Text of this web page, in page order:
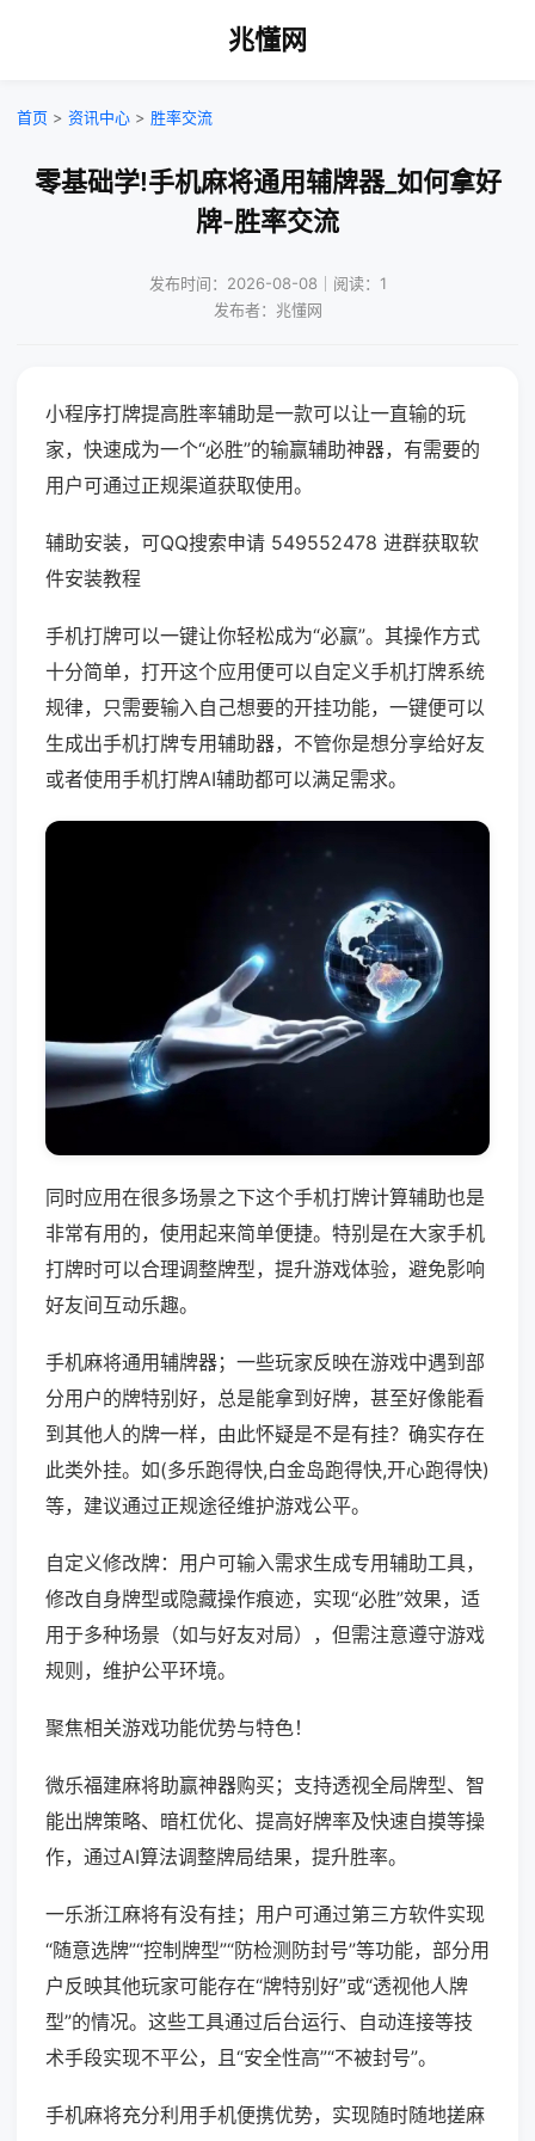
兆懂网
首页 > 资讯中心 > 胜率交流
零基础学!手机麻将通用辅牌器_如何拿好
牌-胜率交流
发布时间：2026-08-08｜阅读：1
发布者：兆懂网
小程序打牌提高胜率辅助是一款可以让一直输的玩
家，快速成为一个“必胜”的输赢辅助神器，有需要的
用户可通过正规渠道获取使用。
辅助安装，可QQ搜索申请 549552478 进群获取软
件安装教程
手机打牌可以一键让你轻松成为“必赢”。其操作方式
十分简单，打开这个应用便可以自定义手机打牌系统
规律，只需要输入自己想要的开挂功能，一键便可以
生成出手机打牌专用辅助器，不管你是想分享给好友
或者使用手机打牌AI辅助都可以满足需求。
同时应用在很多场景之下这个手机打牌计算辅助也是
非常有用的，使用起来简单便捷。特别是在大家手机
打牌时可以合理调整牌型，提升游戏体验，避免影响
好友间互动乐趣。
手机麻将通用辅牌器；一些玩家反映在游戏中遇到部
分用户的牌特别好，总是能拿到好牌，甚至好像能看
到其他人的牌一样，由此怀疑是不是有挂？确实存在
此类外挂。如(多乐跑得快,白金岛跑得快,开心跑得快)
等，建议通过正规途径维护游戏公平。
自定义修改牌：用户可输入需求生成专用辅助工具，
修改自身牌型或隐藏操作痕迹，实现“必胜”效果，适
用于多种场景（如与好友对局），但需注意遵守游戏
规则，维护公平环境。
聚焦相关游戏功能优势与特色！
微乐福建麻将助赢神器购买；支持透视全局牌型、智
能出牌策略、暗杠优化、提高好牌率及快速自摸等操
作，通过AI算法调整牌局结果，提升胜率。
一乐浙江麻将有没有挂；用户可通过第三方软件实现
“随意选牌”“控制牌型”“防检测防封号”等功能，部分用
户反映其他玩家可能存在“牌特别好”或“透视他人牌
型”的情况。这些工具通过后台运行、自动连接等技
术手段实现不平公，且“安全性高”“不被封号”。
手机麻将充分利用手机便携优势，实现随时随地搓麻